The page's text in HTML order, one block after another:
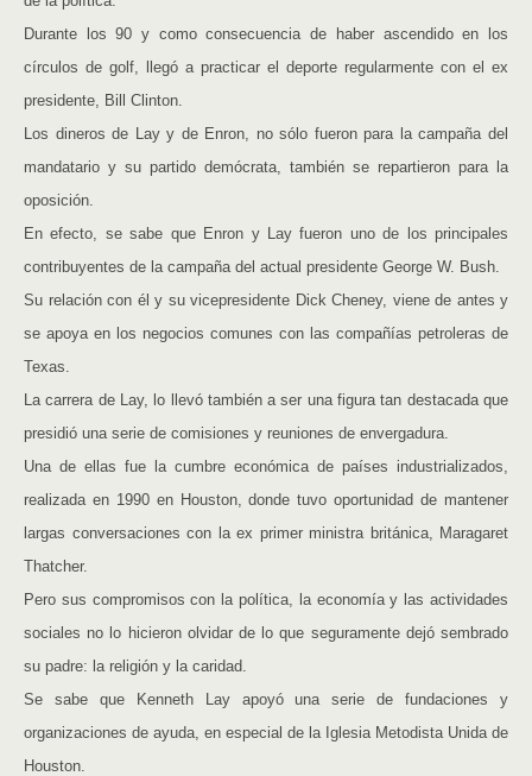
Durante los 90 y como consecuencia de haber ascendido en los
círculos de golf, llegó a practicar el deporte regularmente con el ex
presidente, Bill Clinton.
Los dineros de Lay y de Enron, no sólo fueron para la campaña del
mandatario y su partido demócrata, también se repartieron para la
oposición.
En efecto, se sabe que Enron y Lay fueron uno de los principales
contribuyentes de la campaña del actual presidente George W. Bush.
Su relación con él y su vicepresidente Dick Cheney, viene de antes y
se apoya en los negocios comunes con las compañías petroleras de
Texas.
La carrera de Lay, lo llevó también a ser una figura tan destacada que
presidió una serie de comisiones y reuniones de envergadura.
Una de ellas fue la cumbre económica de países industrializados,
realizada en 1990 en Houston, donde tuvo oportunidad de mantener
largas conversaciones con la ex primer ministra británica, Maragaret
Thatcher.
Pero sus compromisos con la política, la economía y las actividades
sociales no lo hicieron olvidar de lo que seguramente dejó sembrado
su padre: la religión y la caridad.
Se sabe que Kenneth Lay apoyó una serie de fundaciones y
organizaciones de ayuda, en especial de la Iglesia Metodista Unida de
Houston.